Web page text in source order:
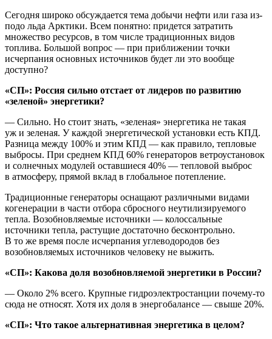
Сегодня широко обсуждается тема добычи нефти или газа из-
подо льда Арктики. Всем понятно: придется затратить
множество ресурсов, в том числе традиционных видов
топлива. Большой вопрос — при приближении точки
исчерпания основных источников будет ли это вообще
доступно?
«СП»: Россия сильно отстает от лидеров по развитию
«зеленой» энергетики?
— Сильно. Но стоит знать, «зеленая» энергетика не такая
уж и зеленая. У каждой энергетической установки есть КПД.
Разница между 100% и этим КПД — как правило, тепловые
выбросы. При среднем КПД 60% генераторов ветроустановок
и солнечных модулей оставшиеся 40% — тепловой выброс
в атмосферу, прямой вклад в глобальное потепление.
Традиционные генераторы оснащают различными видами
когенерации в части отбора сбросного неутилизируемого
тепла. Возобновляемые источники — колоссальные
источники тепла, растущие достаточно бесконтрольно.
В то же время после исчерпания углеводородов без
возобновляемых источников человеку не выжить.
«СП»: Какова доля возобновляемой энергетики в России?
— Около 2% всего. Крупные гидроэлектростанции почему-то
сюда не относят. Хотя их доля в энергобалансе — свыше 20%.
«СП»: Что такое альтернативная энергетика в целом?